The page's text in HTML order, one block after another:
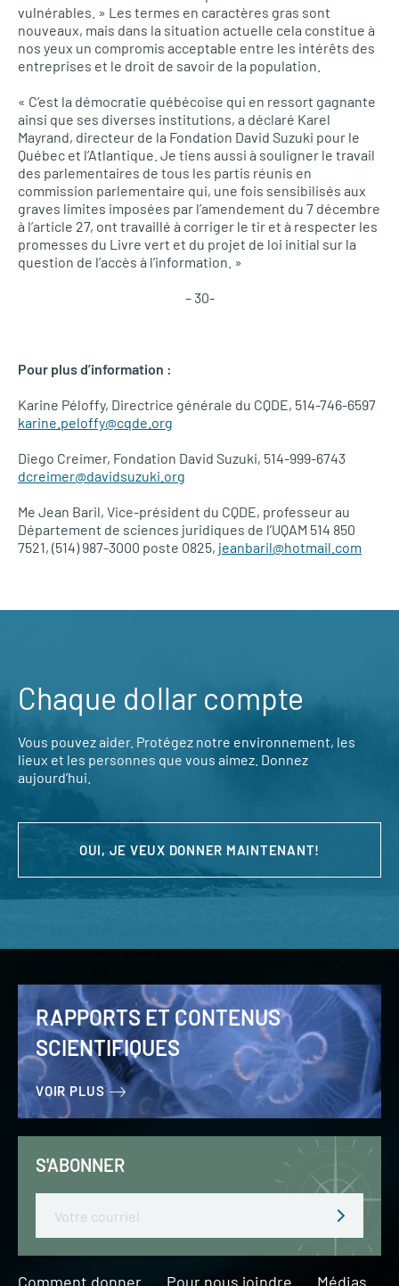
vulnérables. » Les termes en caractères gras sont
nouveaux, mais dans la situation actuelle cela constitue à
nos yeux un compromis acceptable entre les intérêts des
entreprises et le droit de savoir de la population.
« C’est la démocratie québécoise qui en ressort gagnante
ainsi que ses diverses institutions, a déclaré Karel
Mayrand, directeur de la Fondation David Suzuki pour le
Québec et l’Atlantique. Je tiens aussi à souligner le travail
des parlementaires de tous les partis réunis en
commission parlementaire qui, une fois sensibilisés aux
graves limites imposées par l’amendement du 7 décembre
à l’article 27, ont travaillé à corriger le tir et à respecter les
promesses du Livre vert et du projet de loi initial sur la
question de l’accès à l’information. »
– 30-
Pour plus d’information :
Karine Péloffy, Directrice générale du CQDE, 514-746-6597
karine.peloffy@cqde.org
Diego Creimer, Fondation David Suzuki, 514-999-6743
dcreimer@davidsuzuki.org
Me Jean Baril, Vice-président du CQDE, professeur au
Département de sciences juridiques de l’UQAM 514 850
7521, (514) 987-3000 poste 0825, jeanbaril@hotmail.com
Chaque dollar compte
Vous pouvez aider. Protégez notre environnement, les
lieux et les personnes que vous aimez. Donnez
aujourd’hui.
OUI, JE VEUX DONNER MAINTENANT!
RAPPORTS ET CONTENUS
SCIENTIFIQUES
VOIR PLUS
S'ABONNER
Comment donner Pour nous joindre Médias